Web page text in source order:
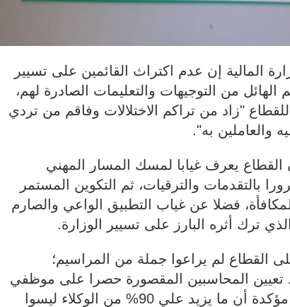
المالية إن عدم اكتراث القائمين على تسيير
الهائل من التوجيهات والتعليمات الصادرة لهم،
"زاد من تراكم الاختلالات وفاقم من تردي
والعاملين به".
القطاع يعرف غيابا لمسك المسار المهني
بالتقدمات والترقيات، ثم التكوين المستمر
فضلا عن غياب التطبيق الواعي والصارم
ترك أثره البارز على تسيير الوزارة.
القطاع لم يراعوا جملة من المراسيم؛
تعيين المحاسبين المقصورة حصرا على موظفي
القطاع من الدرجة (أ و ب)، مؤكدة أن ما يزيد علي 90% من الوكلاء ليسوا